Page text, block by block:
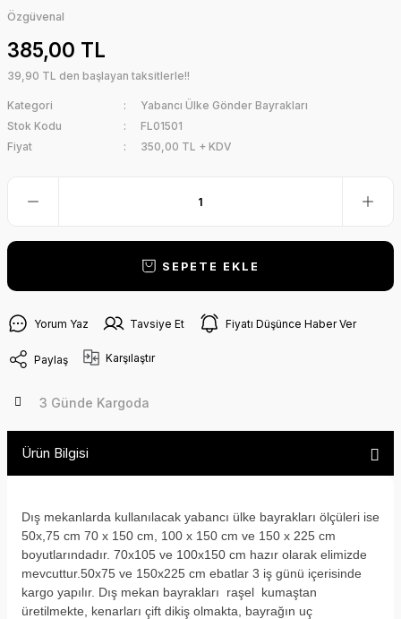
Özgüvenal
385,00 TL
39,90 TL den başlayan taksitlerle!!
Kategori
Yabancı Ülke Gönder Bayrakları
Stok Kodu
FL01501
Fiyat
350,00 TL + KDV
SEPETE EKLE
Yorum Yaz Tavsiye Et Fiyatı Düşünce Haber Ver
Paylaş Karşılaştır
3 Günde Kargoda
Ürün Bilgisi
Dış mekanlarda kullanılacak yabancı ülke bayrakları ölçüleri ise
50x,75 cm 70 x 150 cm, 100 x 150 cm ve 150 x 225 cm
boyutlarındadır. 70x105 ve 100x150 cm hazır olarak elimizde
mevcuttur.50x75 ve 150x225 cm ebatlar 3 iş günü içerisinde
kargo yapılır. Dış mekan bayrakları raşel kumaştan
üretilmekte, kenarları çift dikiş olmakta, bayrağın uç